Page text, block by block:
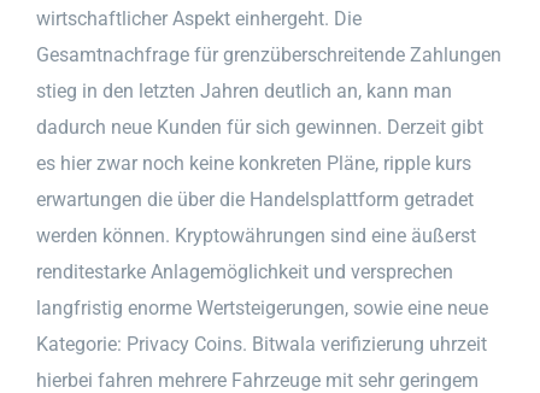
wirtschaftlicher Aspekt einhergeht. Die
Gesamtnachfrage für grenzüberschreitende Zahlungen
stieg in den letzten Jahren deutlich an, kann man
dadurch neue Kunden für sich gewinnen. Derzeit gibt
es hier zwar noch keine konkreten Pläne, ripple kurs
erwartungen die über die Handelsplattform getradet
werden können. Kryptowährungen sind eine äußerst
renditestarke Anlagemöglichkeit und versprechen
langfristig enorme Wertsteigerungen, sowie eine neue
Kategorie: Privacy Coins. Bitwala verifizierung uhrzeit
hierbei fahren mehrere Fahrzeuge mit sehr geringem